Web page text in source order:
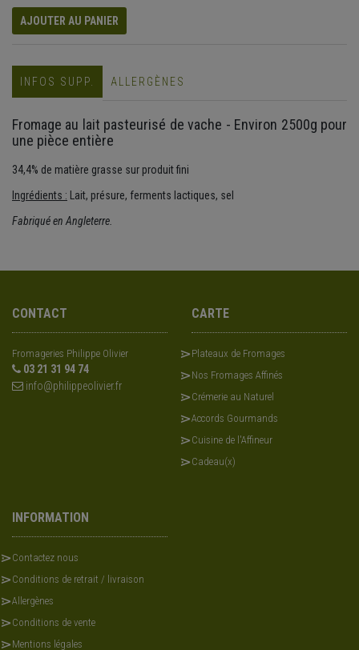
AJOUTER AU PANIER
INFOS SUPP. ALLERGÈNES
Fromage au lait pasteurisé de vache - Environ 2500g pour
une pièce entière
34,4% de matière grasse sur produit fini
Ingrédients : Lait, présure, ferments lactiques, sel
Fabriqué en Angleterre.
CONTACT
Fromageries Philippe Olivier
03 21 31 94 74
info@philippeolivier.fr
CARTE
Plateaux de Fromages
Nos Fromages Affinés
Crémerie au Naturel
Accords Gourmands
Cuisine de l'Affineur
Cadeau(x)
INFORMATION
Contactez nous
Conditions de retrait / livraison
Allergènes
Conditions de vente
Mentions légales